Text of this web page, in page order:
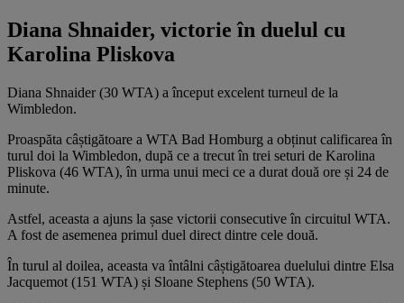
Diana Shnaider, victorie în duelul cu
Karolina Pliskova
Diana Shnaider (30 WTA) a început excelent turneul de la
Wimbledon.
Proaspăta câștigătoare a WTA Bad Homburg a obținut calificarea în
turul doi la Wimbledon, după ce a trecut în trei seturi de Karolina
Pliskova (46 WTA), în urma unui meci ce a durat două ore și 24 de
minute.
Astfel, aceasta a ajuns la șase victorii consecutive în circuitul WTA.
A fost de asemenea primul duel direct dintre cele două.
În turul al doilea, aceasta va întâlni câștigătoarea duelului dintre Elsa
Jacquemot (151 WTA) și Sloane Stephens (50 WTA).